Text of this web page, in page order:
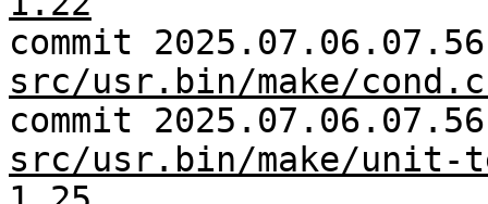
commit
src/usr.bin/make/
commit
src/usr.bin/make/unit-